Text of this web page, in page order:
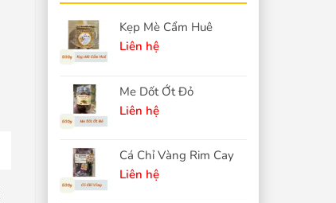
Kẹp Mè Cẩm Huê
Liên hệ
Me Dốt Ớt Đỏ
Liên hệ
Cá Chỉ Vàng Rim Cay
Liên hệ